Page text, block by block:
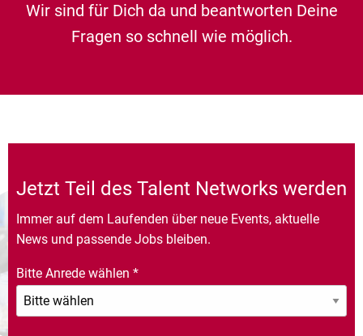
Wir sind für Dich da und beantworten Deine
Fragen so schnell wie möglich.
Jetzt Teil des Talent Networks werden
Immer auf dem Laufenden über neue Events, aktuelle
News und passende Jobs bleiben.
Bitte Anrede wählen *